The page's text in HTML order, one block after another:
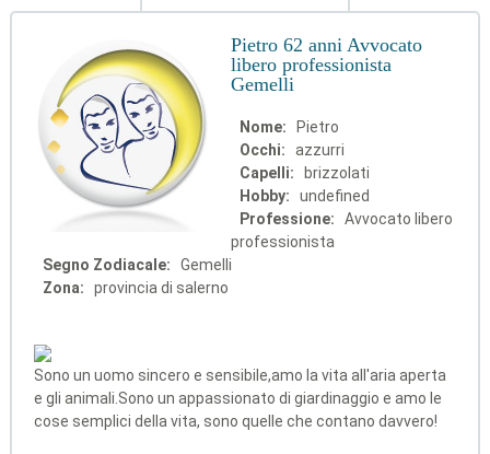
Pietro 62 anni Avvocato
libero professionista
Gemelli
Nome:
Pietro
Occhi:
azzurri
Capelli:
brizzolati
Hobby:
undefined
Professione:
Avvocato libero
professionista
Segno Zodiacale:
Gemelli
Zona:
provincia di salerno
Sono un uomo sincero e sensibile,amo la vita all'aria aperta
e gli animali.Sono un appassionato di giardinaggio e amo le
cose semplici della vita, sono quelle che contano davvero!